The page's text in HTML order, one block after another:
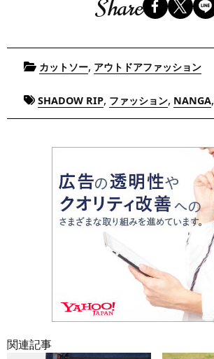
Share
Postedカットソー, アウトドアファッション
Tagged
SHADOW RIP, ファッション, NANGA,
関連記事